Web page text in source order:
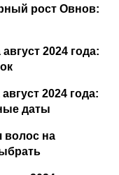
рост Овнов:
2024 года:
2024 года:
даты
волос на